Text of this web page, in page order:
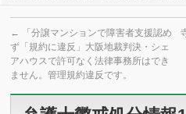
←
「分譲マンションで障害者支援認め
ず「規約に違反」大阪地裁判決・シェ
アハウスで許可なく法律事務所はでき
ません。管理規約違反です。